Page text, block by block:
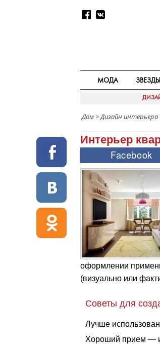
МОДА ЗВЕЗДЫ
Дом >Дизайн интерьера
Интерьер
оформлении
(визуально или
Советы для
Лучше
Хороший прием —